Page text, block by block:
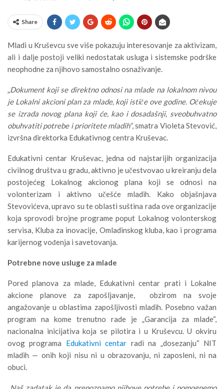
Share
Mladi u Kruševcu sve više pokazuju interesovanje za aktivizam,
ali i dalje postoji veliki nedostatak usluga i sistemske podrške
neophodne za njihovo samostalno osnaživanje.
„Dokument koji se direktno odnosi na mlade na lokalnom nivou
je Lokalni akcioni plan za mlade, koji ističe ove godine. Očekuje
se izrada novog plana koji će, kao i dosadašnji, sveobuhvatno
obuhvatiti potrebe i prioritete mladih“, smatra Violeta Stevović,
izvršna direktorka Edukativnog centra Kruševac.
Edukativni centar Kruševac, jedna od najstarijih organizacija
civilnog društva u gradu, aktivno je učestvovao u kreiranju dela
postojećeg Lokalnog akcionog plana koji se odnosi na
volonterizam i aktivno učešće mladih. Kako objašnjava
Stevovićeva, upravo su te oblasti suština rada ove organizacije
koja sprovodi brojne programe poput Lokalnog volonterskog
servisa, Kluba za inovacije, Omladinskog kluba, kao i programa
karijernog vođenja i savetovanja.
Potrebne nove usluge za mlade
Pored planova za mlade, Edukativni centar prati i Lokalne
akcione planove za zapošljavanje, obzirom na svoje
angažovanje u oblastima zapošljivosti mladih. Posebno važan
program na kome trenutno rade je „Garancija za mlade“,
nacionalna inicijativa koja se pilotira i u Kruševcu. U okviru
ovog programa Edukativni centar radi na „dosezanju“ NIT
mladih — onih koji nisu ni u obrazovanju, ni zaposleni, ni na
obuci.